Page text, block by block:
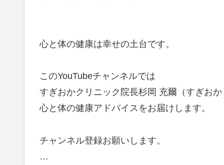
心と体の健康は幸せの土台です。
このYouTubeチャンネルでは
すぎおかクリニック院長杉岡 充爾（すぎお
心と体の健康アドバイスをお届けします。
チャンネル登録お願いします。
…